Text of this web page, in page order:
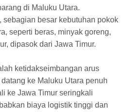
di Maluku Utara.
sebagian besar kebutuhan pokok
seperti beras, minyak goreng,
dipasok dari Jawa Timur.
ketidakseimbangan arus
ke Maluku Utara penuh
ke Jawa Timur seringkali
biaya logistik tinggi dan